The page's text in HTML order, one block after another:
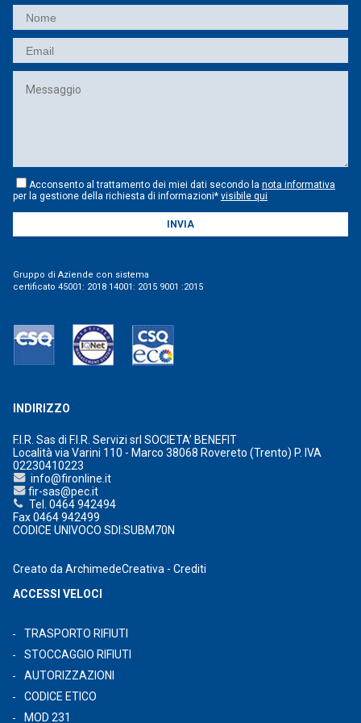
Acconsento al trattamento dei miei dati secondo la nota informativa
per la gestione della richiesta di informazioni* visibile qui
INVIA
Gruppo di Aziende con sistema
certificato 45001: 2018 14001: 2015 9001 :2015
INDIRIZZO
F.I.R. Sas di F.I.R. Servizi srl SOCIETA’ BENEFIT
Località via Varini 110 - Marco 38068 Rovereto (Trento) P. IVA
02230410223
info@fironline.it
fir-sas@pec.it
Tel. 0464 942494
Fax 0464 942499
CODICE UNIVOCO SDI:SUBM70N
Creato daArchimedeCreativa - Crediti
ACCESSI VELOCI
TRASPORTO RIFIUTI
STOCCAGGIO RIFIUTI
AUTORIZZAZIONI
CODICE ETICO
MOD 231